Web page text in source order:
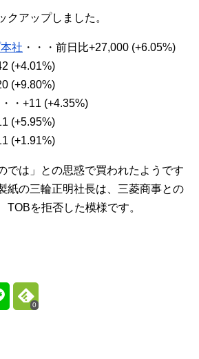
アップしました。
社 ・・・前日比+27,000 (+6.05%)
(+4.01%)
(+9.80%)
・・+11 (+4.35%)
(+5.95%)
(+1.91%)
では」との思惑で買われたようです
紙の三輪正明社長は、三菱商事との
TOBを拒否した模様です。
0